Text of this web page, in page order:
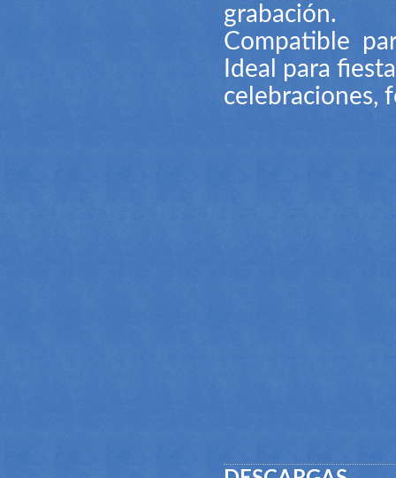
grabación.
Compatible
Ideal para
celebraciones,